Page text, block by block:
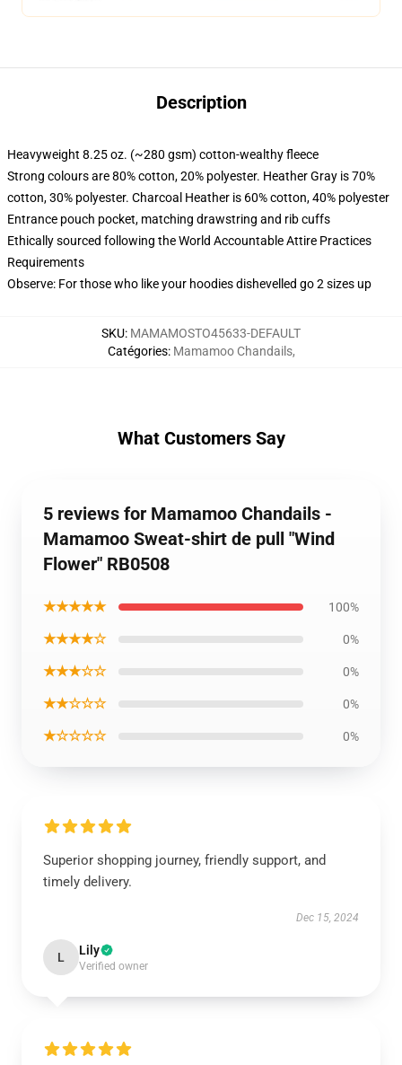
Description
Heavyweight 8.25 oz. (~280 gsm) cotton-wealthy fleece
Strong colours are 80% cotton, 20% polyester. Heather Gray is 70%
cotton, 30% polyester. Charcoal Heather is 60% cotton, 40% polyester
Entrance pouch pocket, matching drawstring and rib cuffs
Ethically sourced following the World Accountable Attire Practices
Requirements
Observe: For those who like your hoodies dishevelled go 2 sizes up
SKU: MAMAMOSTO45633-DEFAULT
Catégories: Mamamoo Chandails,
What Customers Say
5 reviews for Mamamoo Chandails -
Mamamoo Sweat-shirt de pull "Wind
Flower" RB0508
★★★★★ 100%
★★★★☆ 0%
★★★☆☆ 0%
★★☆☆☆ 0%
★☆☆☆☆ 0%
Superior shopping journey, friendly support, and
timely delivery.
Dec 15, 2024
L Lily
Verified owner